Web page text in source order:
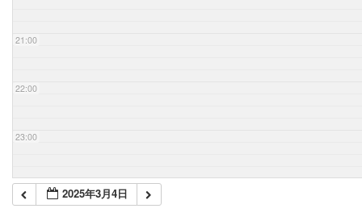
21:00
22:00
23:00
2025年3月4日